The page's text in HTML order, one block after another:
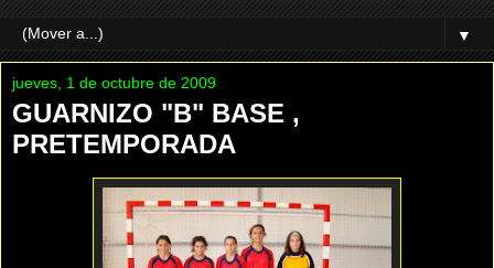
▼
jueves, 1 de octubre de 2009
GUARNIZO "B" BASE ,
PRETEMPORADA